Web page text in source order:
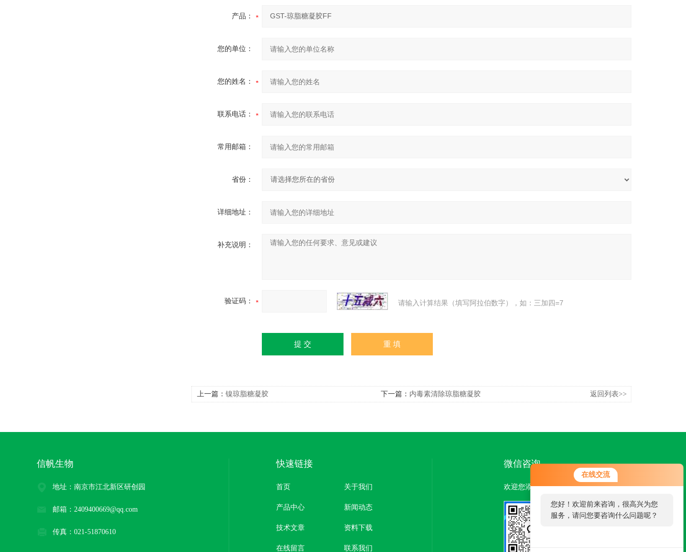
在线交流
您好！欢迎前来咨询，很高兴为您
服务，请问您要咨询什么问题呢？
产品：
您的单位：
您的姓名：
联系电话：
常用邮箱：
省份：
详细地址：
补充说明：
验证码： 请输入计算结果（填写阿拉伯数字），如：三加四=7
上一篇： 镍琼脂糖凝胶 下一篇： 内毒素清除琼脂糖凝胶 返回列表>>
信帆生物
地址：南京市江北新区研创园
邮箱：2409400669@qq.com
传真：021-51870610
快速链接
首页 关于我们
产品中心 新闻动态
技术文章 资料下载
在线留言 联系我们
微信咨询
欢迎您添加我们的微信号了解更多信息：